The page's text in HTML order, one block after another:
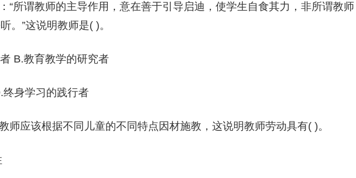
“所谓教师的主导作用，意在善于引导启迪，使学生自食其力，非所谓教师
。”这说明教师是( )。
B.教育教学的研究者
身学习的践行者
师应该根据不同儿童的不同特点因材施教，这说明教师劳动具有( )。